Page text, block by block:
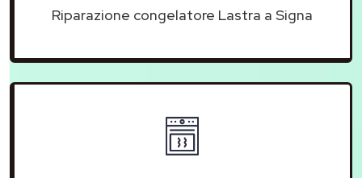
Riparazione congelatore Lastra a Signa